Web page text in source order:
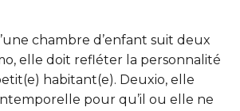
chambre d’enfant suit deux
elle doit refléter la personnalité
habitant(e). Deuxio, elle
pour qu’il ou elle ne